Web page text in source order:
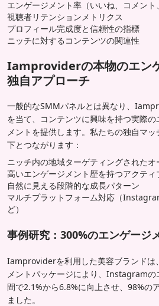
エンゲージメント率（いいね、コメント
視聴者リテンションメトリクス
プロフィール完成度と信頼性の指標
ニッチに対するコンテンツの関連性
Iamproviderの本物のエン
独自アプローチ
一般的なSMMパネルとは異なり、
を当て、コンテンツに興味を持つ実際
メントを提供します。私たちの独自マ
下とつながります：
ニッチ内の地域ターゲティングされたオ
高いエンゲージメント歴を持つアクティ
自然に見える段階的な成長パターン
マルチプラットフォーム対応（
ど）
事例研究：300%のエンゲージ
Iamproviderを利用した美容ブランドは
メントパッケージにより、Instagramの
間で2.1%から6.8%に向上させ、98%の
ました。